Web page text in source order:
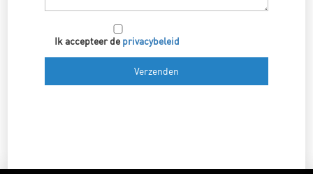
Ik accepteer de privacybeleid